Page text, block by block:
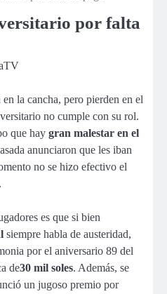
por falta
la cancha, pero pierden en el
no cumple con su rol.
que hay gran malestar en el
anunciaron que les iban
no se hizo efectivo el
es que si bien
siempre habla de austeridad,
por el aniversario 89 del
de30 mil soles. Además, se
un jugoso premio por